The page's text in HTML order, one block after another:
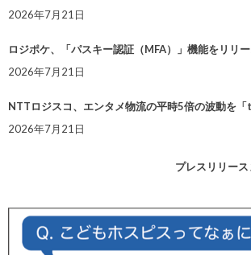
2026年7月21日
ロジポケ、「パスキー認証（MFA）」機能をリリ
2026年7月21日
NTTロジスコ、エンタメ物流の平時5倍の波動を
2026年7月21日
プレスリリー